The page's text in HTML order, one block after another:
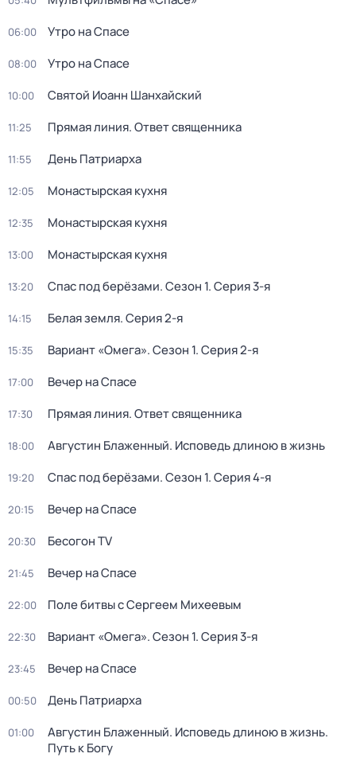
06:00 Утро на Спасе
08:00 Утро на Спасе
10:00 Святой Иоанн Шанхайский
11:25 Прямая линия. Ответ священника
11:55 День Патриарха
12:05 Монастырская кухня
12:35 Монастырская кухня
13:00 Монастырская кухня
13:20 Спас под берёзами. Сезон 1. Серия 3-я
14:15 Белая земля. Серия 2-я
15:35 Вариант «Омега». Сезон 1. Серия 2-я
17:00 Вечер на Спасе
17:30 Прямая линия. Ответ священника
18:00 Августин Блаженный. Исповедь длиною в жизнь
19:20 Спас под берёзами. Сезон 1. Серия 4-я
20:15 Вечер на Спасе
20:30 Бесогон TV
21:45 Вечер на Спасе
22:00 Поле битвы с Сергеем Михеевым
22:30 Вариант «Омега». Сезон 1. Серия 3-я
23:45 Вечер на Спасе
00:50 День Патриарха
01:00
Августин Блаженный. Исповедь длиною в жизнь.
Путь к Богу